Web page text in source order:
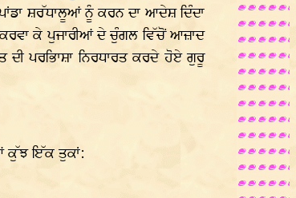
ਸ਼ਰੱਧਾਲੂਆਂ ਨੂੰ ਕਰਨ ਦਾ ਆਦੇਸ਼ ਦਿੰਦਾ
ਕੇ ਪੁਜਾਰੀਆਂ ਦੇ ਚੁੰਗਲ ਵਿੱਚੋਂ ਆਜ਼ਾਦ
ਦੀ ਪਰਭਿਾਸ਼ਾ ਨਿਰਧਾਰਤ ਕਰਦੇ ਹੋਏ ਗੁਰੂ
ਕੁੱਝ ਇੱਕ ਤੁਕਾਂ: